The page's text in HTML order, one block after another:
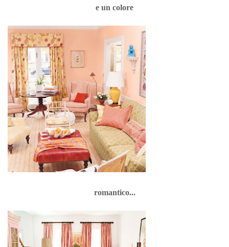
e un colore
romantico...